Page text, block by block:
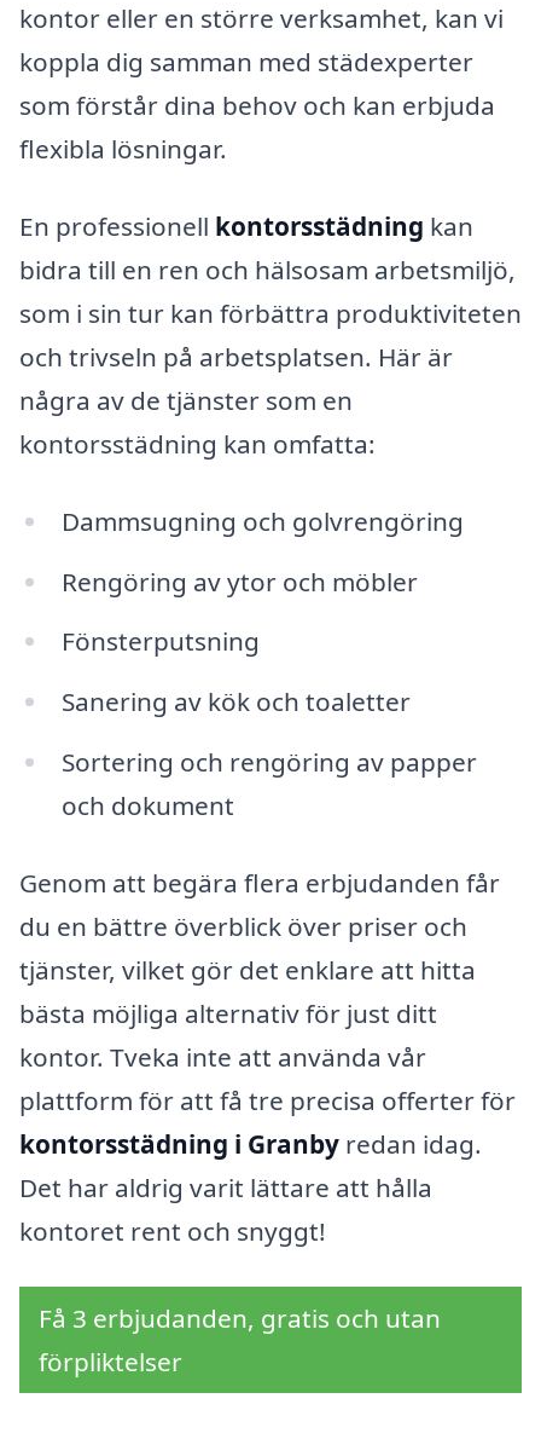
kontor eller en större verksamhet, kan vi
koppla dig samman med städexperter
som förstår dina behov och kan erbjuda
flexibla lösningar.
En professionell kontorsstädning kan
bidra till en ren och hälsosam arbetsmiljö,
som i sin tur kan förbättra produktiviteten
och trivseln på arbetsplatsen. Här är
några av de tjänster som en
kontorsstädning kan omfatta:
Dammsugning och golvrengöring
Rengöring av ytor och möbler
Fönsterputsning
Sanering av kök och toaletter
Sortering och rengöring av papper
och dokument
Genom att begära flera erbjudanden får
du en bättre överblick över priser och
tjänster, vilket gör det enklare att hitta
bästa möjliga alternativ för just ditt
kontor. Tveka inte att använda vår
plattform för att få tre precisa offerter för
kontorsstädning i Granby redan idag.
Det har aldrig varit lättare att hålla
kontoret rent och snyggt!
Få 3 erbjudanden, gratis och utan
förpliktelser